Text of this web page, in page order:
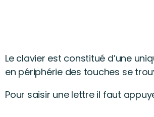
Le clavier est constitué d’une
en périphérie des touches se
Pour saisir une lettre il faut